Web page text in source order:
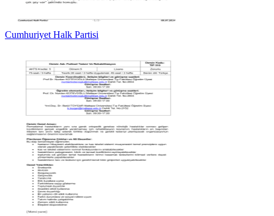
Cumhuriyet Halk Partisi